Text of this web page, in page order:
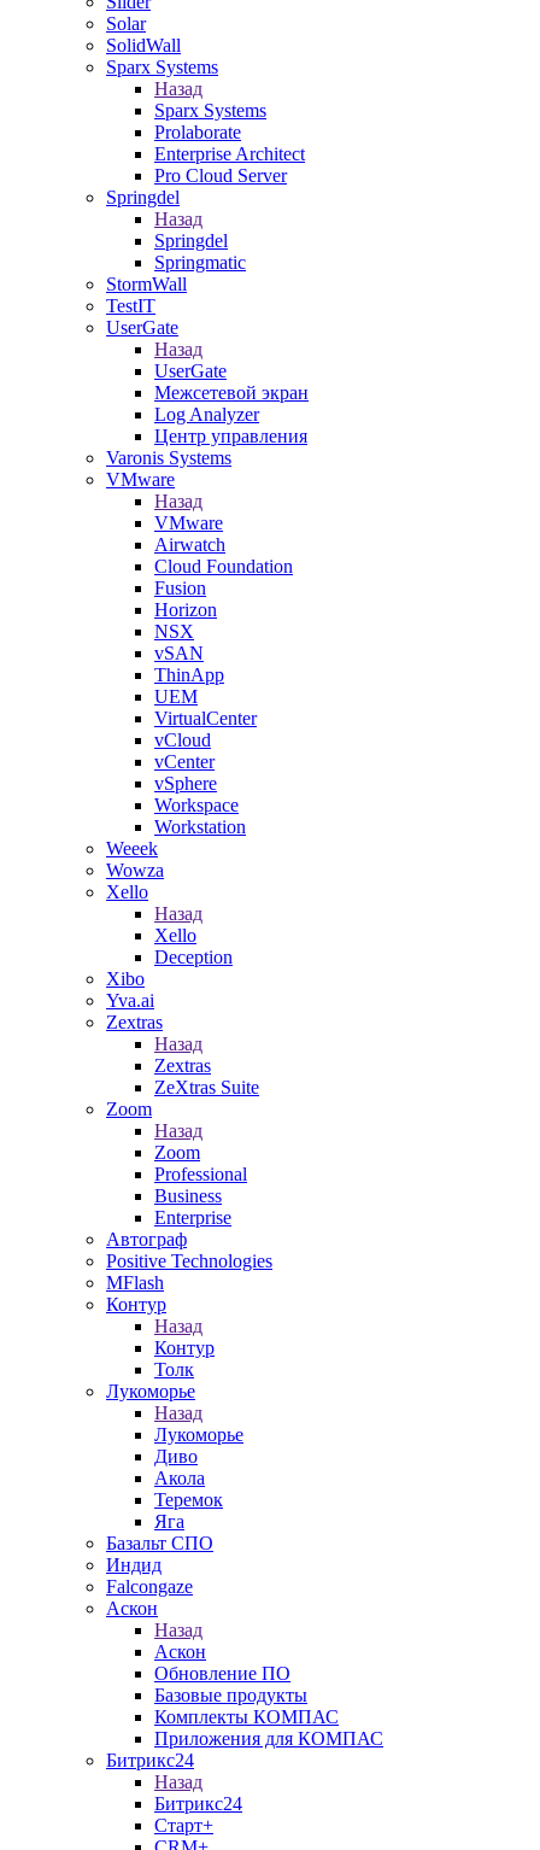
Solar
SolidWall
Sparx Systems
Назад
Sparx Systems
Prolaborate
Enterprise Architect
Pro Cloud Server
Springdel
Назад
Springdel
Springmatic
StormWall
TestIT
UserGate
Назад
UserGate
Межсетевой экран
Log Analyzer
Центр управления
Varonis Systems
VMware
Назад
VMware
Airwatch
Cloud Foundation
Fusion
Horizon
NSX
vSAN
ThinApp
UEM
VirtualCenter
vCloud
vCenter
vSphere
Workspace
Workstation
Weeek
Wowza
Xello
Назад
Xello
Deception
Xibo
Yva.ai
Zextras
Назад
Zextras
ZeXtras Suite
Zoom
Назад
Zoom
Professional
Business
Enterprise
Автограф
Positive Technologies
MFlash
Контур
Назад
Контур
Толк
Лукоморье
Назад
Лукоморье
Диво
Акола
Теремок
Яга
Базальт СПО
Индид
Falcongaze
Аскон
Назад
Аскон
Обновление ПО
Базовые продукты
Комплекты КОМПАС
Приложения для КОМПАС
Битрикс24
Назад
Битрикс24
Старт+